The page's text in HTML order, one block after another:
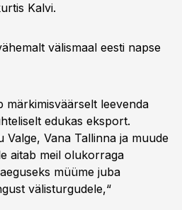
Kalvi.
välismaal eesti napse
märkimisväärselt leevenda
edukas eksport.
Valge, Vana Tallinna ja muude
aitab meil olukorraga
müüme juba
välisturgudele,“